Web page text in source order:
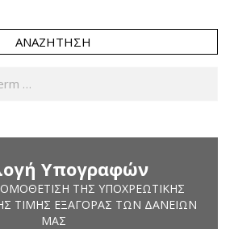
ΑΝΑΖΉΤΗΣΗ
Υπογραφών
ΤΗΣ ΥΠΟΧΡΕΩΤΙΚΉΣ
ΤΙΜΉΣ ΕΞΑΓΟΡΆΣ ΤΩΝ ΔΑΝΕΊΩΝ
ΜΑΣ